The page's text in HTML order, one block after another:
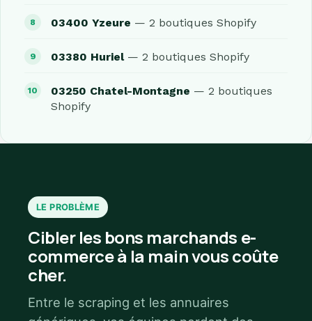
03400 Yzeure — 2 boutiques Shopify
03380 Huriel— 2 boutiques Shopify
03250 Chatel-Montagne — 2 boutiques
Shopify
LE PROBLÈME
Cibler les bons marchands e-
commerce à la main vous coûte
cher.
Entre le scraping et les annuaires